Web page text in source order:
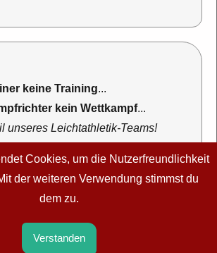
keine Training...
kein Wettkampf...
unseres Leichtathletik-Teams!
Katzwang 1905 e. V.
Cookies, um die Nutzerfreundlichkeit
der weiteren Verwendung stimmst du
dem zu.
Verstanden